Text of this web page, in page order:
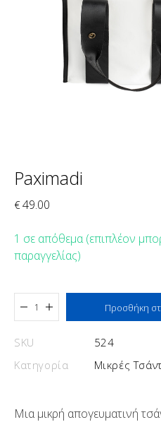
Paximadi
€49.00
1 σε απόθεμα (επιπλέον
παραγγελίας)
Προσθήκη
Προστέθηκε
SKU
524
Κατηγορία
Μικρές
Μια μικρή απογευματινή